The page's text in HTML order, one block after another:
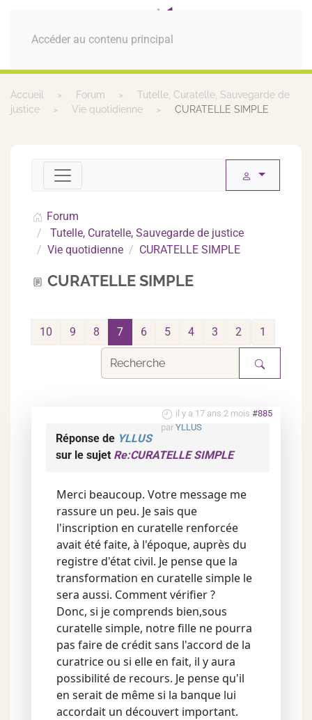
Accéder au contenu principal
MENU
Accueil Forum
Tutelle, Curatelle, Sauvegarde de
justice
Vie quotidienne CURATELLE SIMPLE
Forum
Tutelle, Curatelle, Sauvegarde de justice
Vie quotidienne
CURATELLE SIMPLE
CURATELLE SIMPLE
1
2
3
4
5
6
7
8
9
10
il y a 17 ans 2 mois #885
par YLLUS
Réponse de YLLUS
sur le sujet Re:CURATELLE SIMPLE
Merci beaucoup. Votre message me
rassure un peu. Je sais que
l'inscription en curatelle renforcée
avait été faite, à l'époque, auprès du
registre d'état civil. Je pense que la
transformation en curatelle simple le
sera aussi. Comment vérifier ?
Donc, si je comprends bien,sous
curatelle simple, notre fille ne pourra
pas faire de crédit sans l'accord de la
curatrice ou si elle en fait, il y aura
possibilité de recours. Je pense qu'il
en serait de même si la banque lui
accordait un découvert important.